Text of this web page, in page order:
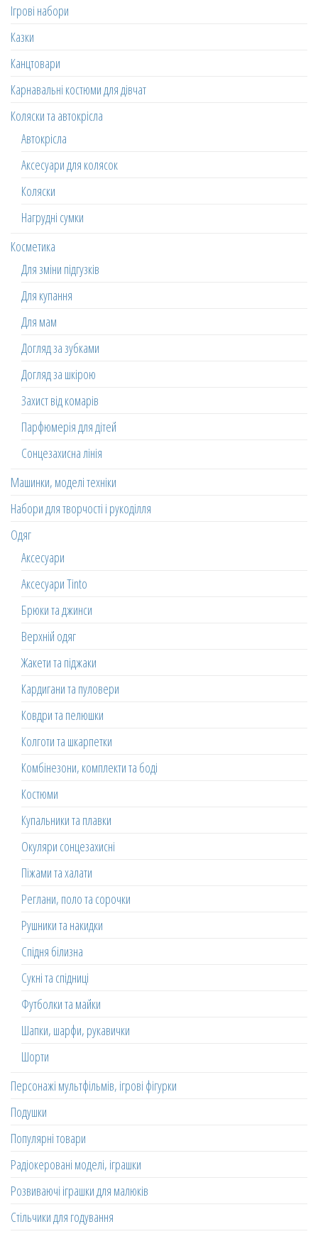
Ігрові набори
Казки
Канцтовари
Карнавальні костюми для дівчат
Коляски та автокрісла
Автокрісла
Аксесуари для колясок
Коляски
Нагрудні сумки
Косметика
Для зміни підгузків
Для купання
Для мам
Догляд за зубками
Догляд за шкірою
Захист від комарів
Парфюмерія для дітей
Сонцезахисна лінія
Машинки, моделі техніки
Набори для творчості і рукоділля
Одяг
Аксесуари
Аксесуари Tinto
Брюки та джинси
Верхній одяг
Жакети та піджаки
Кардигани та пуловери
Ковдри та пелюшки
Колготи та шкарпетки
Комбінезони, комплекти та боді
Костюми
Купальники та плавки
Окуляри сонцезахисні
Піжами та халати
Реглани, поло та сорочки
Рушники та накидки
Спідня білизна
Сукні та спідниці
Футболки та майки
Шапки, шарфи, рукавички
Шорти
Персонажі мультфільмів, ігрові фігурки
Подушки
Популярні товари
Радіокеровані моделі, іграшки
Розвиваючі іграшки для малюків
Стільчики для годування